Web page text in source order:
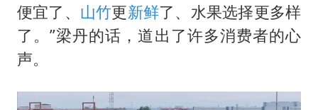
便宜了、 山竹更新鲜了、水果选择更多样
了。”梁丹的话，道出了许多消费者的心
声。